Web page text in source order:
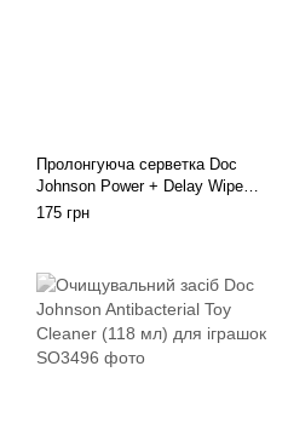
Пролонгуюча серветка Doc
Johnson Power + Delay Wipe
For Men з екстрактом йохимбе
175 грн